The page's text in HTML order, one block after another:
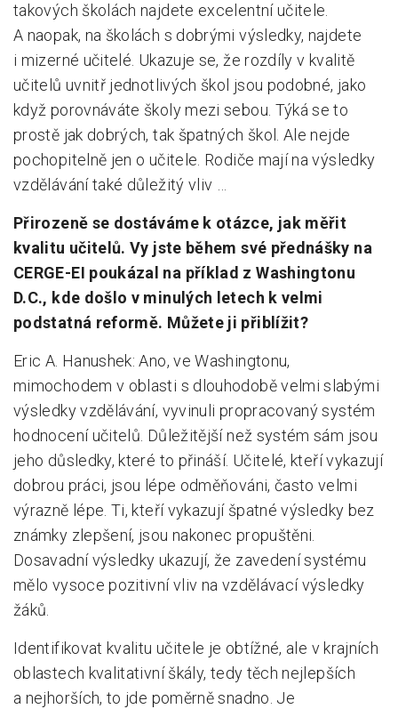
takových školách najdete excelentní učitele.
A naopak, na školách s dobrými výsledky, najdete
i mizerné učitelé. Ukazuje se, že rozdíly v kvalitě
učitelů uvnitř jednotlivých škol jsou podobné, jako
když porovnáváte školy mezi sebou. Týká se to
prostě jak dobrých, tak špatných škol. Ale nejde
pochopitelně jen o učitele. Rodiče mají na výsledky
vzdělávání také důležitý vliv …
Přirozeně se dostáváme k otázce, jak měřit
kvalitu učitelů. Vy jste během své přednášky na
CERGE-EI poukázal na příklad z Washingtonu
D.C., kde došlo v minulých letech k velmi
podstatná reformě. Můžete ji přiblížit?
Eric A. Hanushek: Ano, ve Washingtonu,
mimochodem v oblasti s dlouhodobě velmi slabými
výsledky vzdělávání, vyvinuli propracovaný systém
hodnocení učitelů. Důležitější než systém sám jsou
jeho důsledky, které to přináší. Učitelé, kteří vykazují
dobrou práci, jsou lépe odměňováni, často velmi
výrazně lépe. Ti, kteří vykazují špatné výsledky bez
známky zlepšení, jsou nakonec propuštěni.
Dosavadní výsledky ukazují, že zavedení systému
mělo vysoce pozitivní vliv na vzdělávací výsledky
žáků.
Identifikovat kvalitu učitele je obtížné, ale v krajních
oblastech kvalitativní škály, tedy těch nejlepších
a nejhorších, to jde poměrně snadno. Je